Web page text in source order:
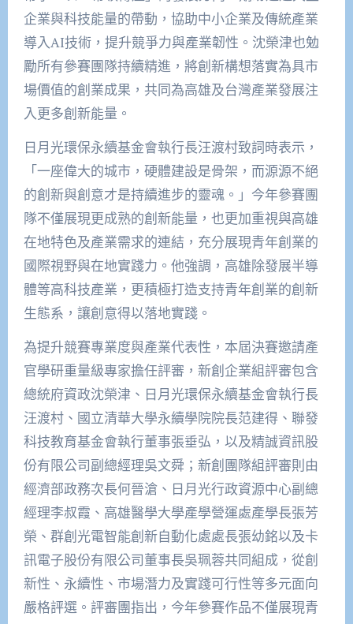
企業與科技能量的帶動，協助中小企業及傳統產業
導入AI技術，提升競爭力與產業韌性。沈榮津也勉
勵所有參賽團隊持續精進，將創新構想落實為具市
場價值的創業成果，共同為高雄及台灣產業發展注
入更多創新能量。
日月光環保永續基金會執行長汪渡村致詞時表示，
「一座偉大的城市，硬體建設是骨架，而源源不絕
的創新與創意才是持續進步的靈魂。」今年參賽團
隊不僅展現更成熟的創新能量，也更加重視與高雄
在地特色及產業需求的連結，充分展現青年創業的
國際視野與在地實踐力。他強調，高雄除發展半導
體等高科技產業，更積極打造支持青年創業的創新
生態系，讓創意得以落地實踐。
為提升競賽專業度與產業代表性，本屆決賽邀請產
官學研重量級專家擔任評審，新創企業組評審包含
總統府資政沈榮津、日月光環保永續基金會執行長
汪渡村、國立清華大學永續學院院長范建得、聯發
科技教育基金會執行董事張垂弘，以及精誠資訊股
份有限公司副總經理吳文舜；新創團隊組評審則由
經濟部政務次長何晉滄、日月光行政資源中心副總
經理李叔霞、高雄醫學大學產學營運處產學長張芳
榮、群創光電智能創新自動化處處長張幼銘以及卡
訊電子股份有限公司董事長吳珮蓉共同組成，從創
新性、永續性、市場潛力及實踐可行性等多元面向
嚴格評選。評審團指出，今年參賽作品不僅展現青